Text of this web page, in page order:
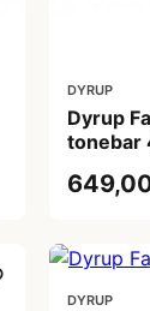
DYRUP
Dyrup
tonebar
DYRUP